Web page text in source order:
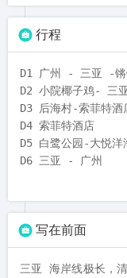
行程
D1 广州 - 三亚 -锵
D2 小院椰子鸡- 三
D3 后海村-索菲特酒
D4 索菲特酒店
D5 白鹭公园-大悦洋
D6 三亚 - 广州
写在前面
三亚 海岸线极长，